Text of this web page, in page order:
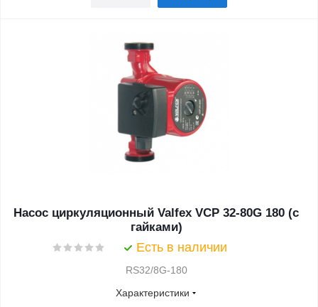
Насос циркуляционный Valfex VCP 32-80G 180 (с
гайками)
Есть в наличии
RS32/8G-180
Характеристики